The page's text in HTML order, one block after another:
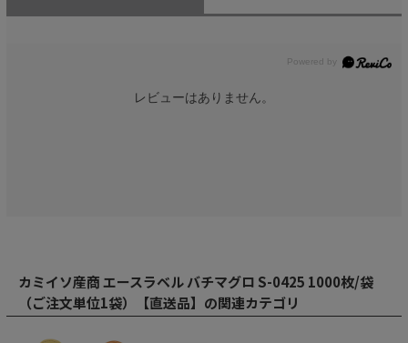
レビューはありません。
カミイソ産商 エースラベル バチマグロ S-0425 1000枚/袋
（ご注文単位1袋）【直送品】の関連カテゴリ